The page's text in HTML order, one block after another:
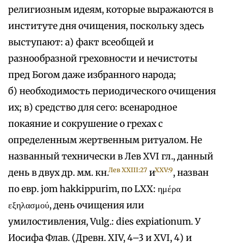
религиозным идеям, которые выражаются в
институте дня очищения, поскольку здесь
выступают: а) факт всеобщей и
разнообразной греховности и нечистоты
пред Богом даже избранного народа;
б) необходимость периодического очищения
их; в) средство для сего: всенародное
покаяние и сокрушение о грехах с
определенным жертвенным ритуалом. Не
названный технически в Лев XVI гл., данный
день в двух др. мм. кн.Лев XXIII:27 иXXV:9, назван
по евр. jom hakkippurim, по LXX: ημέρα
εξηλασμού, день очищения или
умилостивления, Vulg.: dies expiationum. У
Иосифа Флав. (Древн. XIV, 4–3 и XVI, 4) и